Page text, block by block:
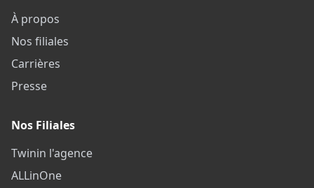
À propos
Nos filiales
Carrières
Presse
Nos Filiales
Twinin l'agence
ALLinOne